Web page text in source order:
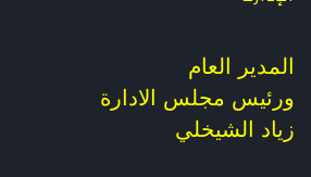
المدير العام
ورئيس مجلس الادارة
زياد الشيخلي